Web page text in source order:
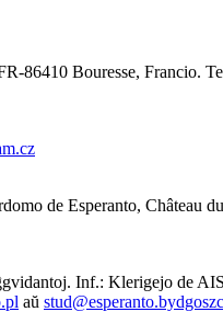
86410 Bouresse, Francio.
de Esperanto, Château
Inf.: Klerigejo de
aŭ